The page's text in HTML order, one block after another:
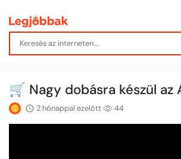
🛒 Nagy dobásra készül az
2 hónappal ezelőtt 44